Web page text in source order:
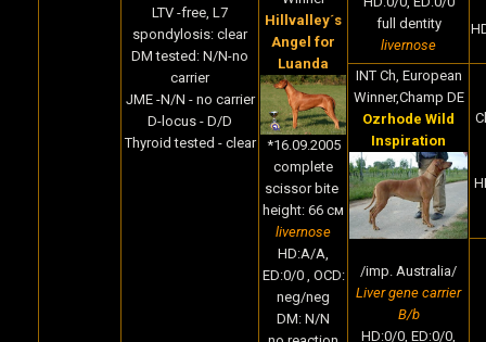
LTV -free, L7
spondylosis: clear
DM tested: N/N-no
carrier
JME -N/N - no carrier
D-locus - D/D
Thyroid tested - clear
Hillvalley´s
Angel for
Luanda
*16.09.2005
complete
scissor bite
height: 66 cм
livernose
HD:A/A,
ED:0/0 , OCD:
neg/neg
DM: N/N
full dentity
livernose
INT Ch, European
Winner,Champ DE
Ozrhode Wild
Inspiration
/imp. Australia/
Liver gene carrier
B/b
HD:0/0, ED:0/0,